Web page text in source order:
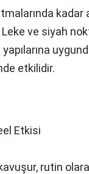
ve siyah
etkilidir.
Etkisi
rutin